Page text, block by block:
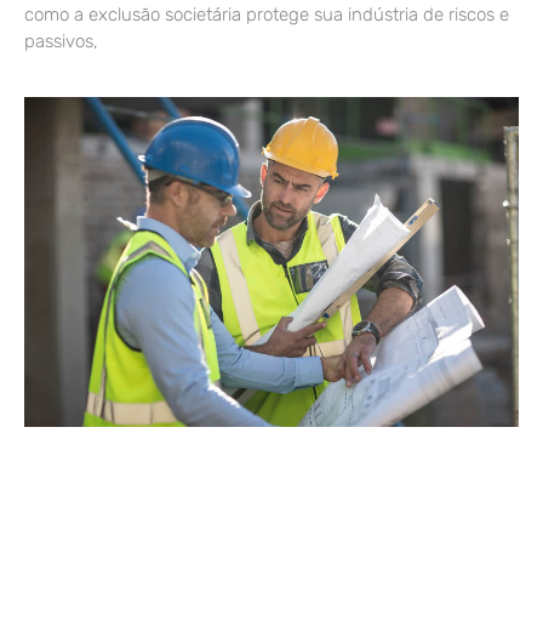
como a exclusão societária protege sua indústria de riscos e
passivos,